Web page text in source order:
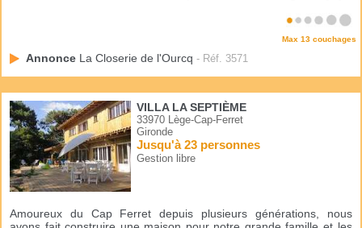
Max 13 couchages
Annonce La Closerie de l'Ourcq - Réf. 3571
VILLA LA SEPTIÈME
33970 Lège-Cap-Ferret
Gironde
Jusqu'à 23 personnes
Gestion libre
Amoureux du Cap Ferret depuis plusieurs générations, nous